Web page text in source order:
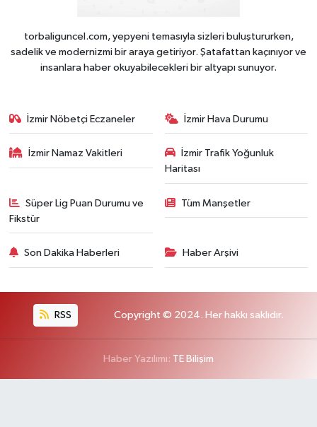
torbaliguncel.com, yepyeni temasıyla sizleri buluştururken,
sadelik ve modernizmi bir araya getiriyor. Şatafattan kaçınıyor ve
insanlara haber okuyabilecekleri bir altyapı sunuyor.
İzmir Nöbetçi Eczaneler İzmir Hava Durumu
İzmir Namaz Vakitleri
İzmir Trafik Yoğunluk
Haritası
Süper Lig Puan Durumu ve
Fikstür
Tüm Manşetler
Son Dakika Haberleri Haber Arşivi
RSS Copyright © 2024. Her hakkı saklıdır.
Haber Yazılımı: TE Bilişim